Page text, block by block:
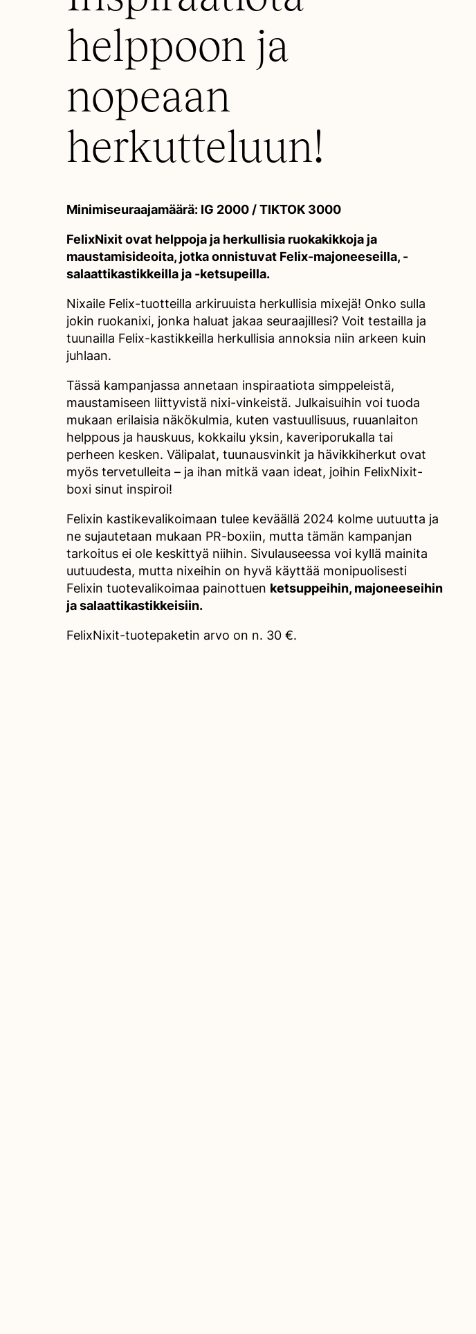
helppoon ja
nopeaan
herkutteluun!
Minimiseuraajamäärä: IG 2000 / TIKTOK 3000
FelixNixit ovat helppoja ja herkullisia ruokakikkoja ja
maustamisideoita, jotka onnistuvat Felix-majoneeseilla, -
salaattikastikkeilla ja -ketsupeilla.
Nixaile Felix-tuotteilla arkiruuista herkullisia mixejä! Onko sulla
jokin ruokanixi, jonka haluat jakaa seuraajillesi? Voit testailla ja
tuunailla Felix-kastikkeilla herkullisia annoksia niin arkeen kuin
juhlaan.
Tässä kampanjassa annetaan inspiraatiota simppeleistä,
maustamiseen liittyvistä nixi-vinkeistä. Julkaisuihin voi tuoda
mukaan erilaisia näkökulmia, kuten vastuullisuus, ruuanlaiton
helppous ja hauskuus, kokkailu yksin, kaveriporukalla tai
perheen kesken. Välipalat, tuunausvinkit ja hävikkiherkut ovat
myös tervetulleita – ja ihan mitkä vaan ideat, joihin FelixNixit-
boxi sinut inspiroi!
Felixin kastikevalikoimaan tulee keväällä 2024 kolme uutuutta ja
ne sujautetaan mukaan PR-boxiin, mutta tämän kampanjan
tarkoitus ei ole keskittyä niihin. Sivulauseessa voi kyllä mainita
uutuudesta, mutta nixeihin on hyvä käyttää monipuolisesti
Felixin tuotevalikoimaa painottuen ketsuppeihin, majoneeseihin
ja salaattikastikkeisiin.
FelixNixit-tuotepaketin arvo on n. 30 €.